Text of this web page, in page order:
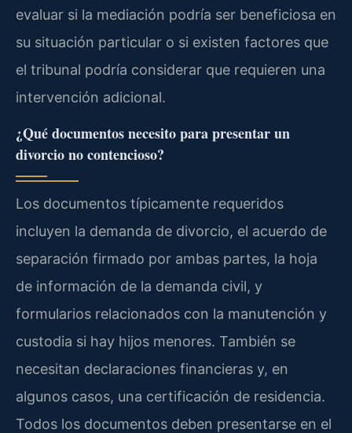
evaluar si la mediación podría ser beneficiosa en
su situación particular o si existen factores que
el tribunal podría considerar que requieren una
intervención adicional.
¿Qué documentos necesito para presentar un
divorcio no contencioso?
Los documentos típicamente requeridos
incluyen la demanda de divorcio, el acuerdo de
separación firmado por ambas partes, la hoja
de información de la demanda civil, y
formularios relacionados con la manutención y
custodia si hay hijos menores. También se
necesitan declaraciones financieras y, en
algunos casos, una certificación de residencia.
Todos los documentos deben presentarse en el